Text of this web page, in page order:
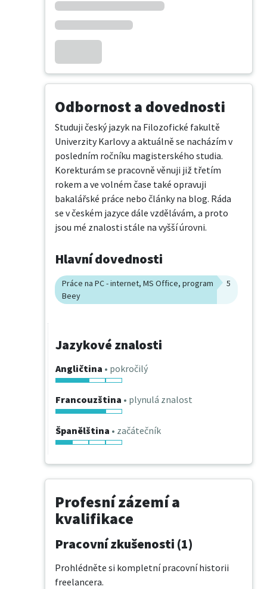
Odbornost a dovednosti
Studuji český jazyk na Filozofické fakultě
Univerzity Karlovy a aktuálně se nacházím v
posledním ročníku magisterského studia.
Korekturám se pracovně věnuji již třetím
rokem a ve volném čase také opravuji
bakalářské práce nebo články na blog. Ráda
se v českém jazyce dále vzdělávám, a proto
jsou mé znalosti stále na vyšší úrovni.
Hlavní dovednosti
Práce na PC - internet, MS Office, program
Beey
5
Jazykové znalosti
Angličtina • pokročilý
Francouzština • plynulá znalost
Španělština • začátečník
Profesní zázemí a
kvalifikace
Pracovní zkušenosti (1)
Prohlédněte si kompletní pracovní historii
freelancera.